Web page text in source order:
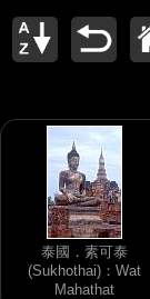
泰國．素可泰
(Sukhothai)：Wat
Mahathat